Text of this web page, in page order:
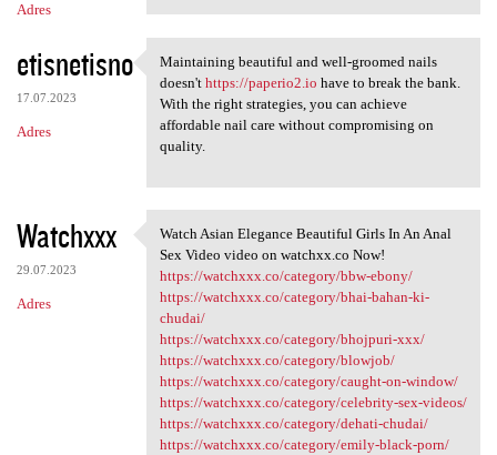
Adres
etisnetisno
17.07.2023
Adres
Maintaining beautiful and
Maintaining beautiful and well-groomed nails
doesn't https://paperio2.io have to break the bank.
With the right strategies, you can achieve
affordable nail care without compromising on
quality.
Watchxxx
29.07.2023
Adres
Watch Asian Elegance
Watch Asian Elegance Beautiful Girls In An Anal
Sex Video video on watchxx.co Now!
https://watchxxx.co/category/bbw-ebony/
https://watchxxx.co/category/bhai-bahan-ki-
chudai/
https://watchxxx.co/category/bhojpuri-xxx/
https://watchxxx.co/category/blowjob/
https://watchxxx.co/category/caught-on-window/
https://watchxxx.co/category/celebrity-sex-videos/
https://watchxxx.co/category/dehati-chudai/
https://watchxxx.co/category/emily-black-porn/